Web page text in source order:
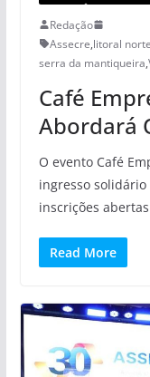
Redação
Assecre,litoral norte
serra da mantiqueira,
Café
Abordará
O evento Café
ingresso
inscrições
Read More